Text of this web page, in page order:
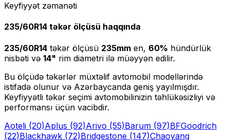
Keyfiyyət zəmanəti
235/60R14 təkər ölçüsü haqqında
235/60R14 təkər ölçüsü 235mm en, 60% hündürlük
nisbəti və 14" rim diametri ilə müəyyən edilir.
Bu ölçüdə təkərlər müxtəlif avtomobil modellərində
istifadə olunur və Azərbaycanda geniş yayılmışdır.
Keyfiyyətli təkər seçimi avtomobilinizin təhlükəsizliyi və
performansı üçün vacibdir.
Aoteli (20)Aplus (92)Arivo (55)Barum (97)BFGoodrich
(22)Blackhawk (72)Bridgestone (147)Chaoyang